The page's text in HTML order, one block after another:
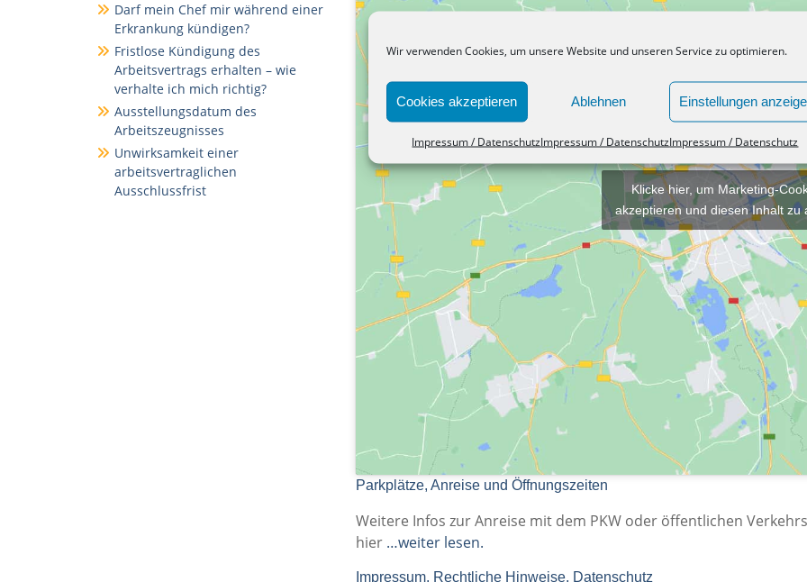
Wir verwenden Cookies, um unsere Website und unseren Service zu optimieren.
Cookies akzeptieren Ablehnen Einstellungen
Impressum / DatenschutzImpressum / DatenschutzImpressum / Datenschutz
Klicke hier, um Marketing-
akzeptieren und diesen Inhalt zu
Parkplätze, Anreise und Öffnungszeiten
Weitere Infos zur Anreise mit dem PKW oder öffentlichen
hier …weiter lesen.
Impressum, Rechtliche Hinweise, Datenschutz
Darf mein Chef mir während einer
Erkrankung kündigen?
Fristlose Kündigung des
Arbeitsvertrags erhalten – wie
verhalte ich mich richtig?
Ausstellungsdatum des
Arbeitszeugnisses
Unwirksamkeit einer
arbeitsvertraglichen
Ausschlussfrist